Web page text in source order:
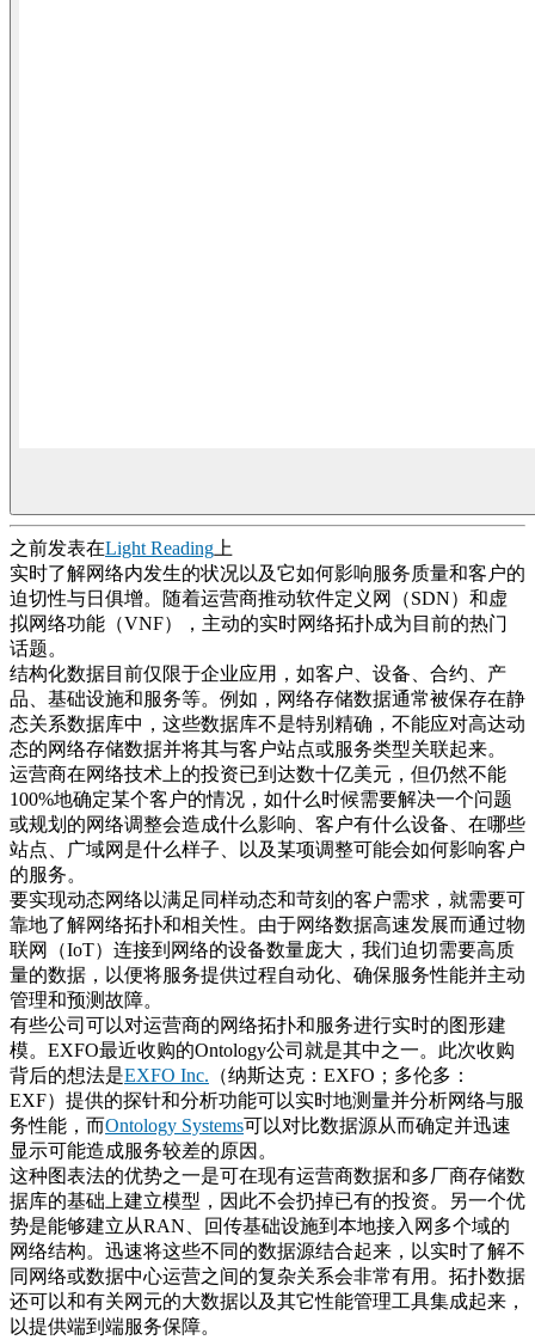
之前发表在Light Reading 上
实时了解网络内发生的状况以及它如何影响服务质量和客户的
迫切性与日俱增。随着运营商推动软件定义网（SDN）和虚
拟网络功能（VNF），主动的实时网络拓扑成为目前的热门
话题。
结构化数据目前仅限于企业应用，如客户、设备、合约、产
品、基础设施和服务等。例如，网络存储数据通常被保存在静
态关系数据库中，这些数据库不是特别精确，不能应对高达动
态的网络存储数据并将其与客户站点或服务类型关联起来。
运营商在网络技术上的投资已到达数十亿美元，但仍然不能
100%地确定某个客户的情况，如什么时候需要解决一个问题
或规划的网络调整会造成什么影响、客户有什么设备、在哪些
站点、广域网是什么样子、以及某项调整可能会如何影响客户
的服务。
要实现动态网络以满足同样动态和苛刻的客户需求，就需要可
靠地了解网络拓扑和相关性。由于网络数据高速发展而通过物
联网（IoT）连接到网络的设备数量庞大，我们迫切需要高质
量的数据，以便将服务提供过程自动化、确保服务性能并主动
管理和预测故障。
有些公司可以对运营商的网络拓扑和服务进行实时的图形建
模。EXFO最近收购的Ontology公司就是其中之一。此次收购
背后的想法是EXFO Inc. （纳斯达克：EXFO；多伦多：
EXF）提供的探针和分析功能可以实时地测量并分析网络与服
务性能，而Ontology Systems可以对比数据源从而确定并迅速
显示可能造成服务较差的原因。
这种图表法的优势之一是可在现有运营商数据和多厂商存储数
据库的基础上建立模型，因此不会扔掉已有的投资。另一个优
势是能够建立从RAN、回传基础设施到本地接入网多个域的
网络结构。迅速将这些不同的数据源结合起来，以实时了解不
同网络或数据中心运营之间的复杂关系会非常有用。拓扑数据
还可以和有关网元的大数据以及其它性能管理工具集成起来，
以提供端到端服务保障。